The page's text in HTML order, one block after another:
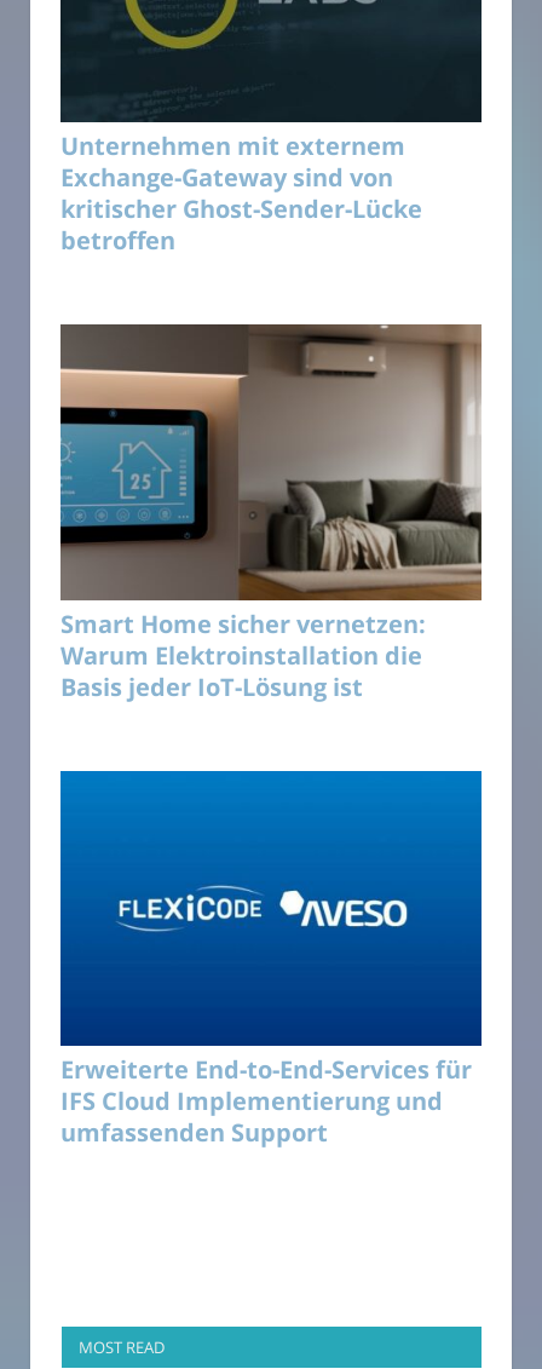
Unternehmen mit externem
Exchange-Gateway sind von
kritischer Ghost-Sender-Lücke
betroffen
Smart Home sicher vernetzen:
Warum Elektroinstallation die
Basis jeder IoT-Lösung ist
Erweiterte End-to-End-Services für
IFS Cloud Implementierung und
umfassenden Support
MOST READ